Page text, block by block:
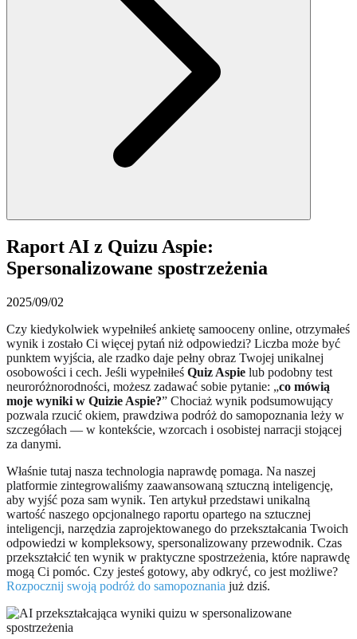
Raport AI z Quizu Aspie:
Spersonalizowane spostrzeżenia
2025/09/02
Czy kiedykolwiek wypełniłeś ankietę samooceny online, otrzymałeś
wynik i zostało Ci więcej pytań niż odpowiedzi? Liczba może być
punktem wyjścia, ale rzadko daje pełny obraz Twojej unikalnej
osobowości i cech. Jeśli wypełniłeś Quiz Aspie lub podobny test
neuroróżnorodności, możesz zadawać sobie pytanie: „co mówią
moje wyniki w Quizie Aspie?” Chociaż wynik podsumowujący
pozwala rzucić okiem, prawdziwa podróż do samopoznania leży w
szczegółach — w kontekście, wzorcach i osobistej narracji stojącej
za danymi.
Właśnie tutaj nasza technologia naprawdę pomaga. Na naszej
platformie zintegrowaliśmy zaawansowaną sztuczną inteligencję,
aby wyjść poza sam wynik. Ten artykuł przedstawi unikalną
wartość naszego opcjonalnego raportu opartego na sztucznej
inteligencji, narzędzia zaprojektowanego do przekształcania Twoich
odpowiedzi w kompleksowy, spersonalizowany przewodnik. Czas
przekształcić ten wynik w praktyczne spostrzeżenia, które naprawdę
mogą Ci pomóc. Czy jesteś gotowy, aby odkryć, co jest możliwe?
Rozpocznij swoją podróż do samopoznania już dziś.